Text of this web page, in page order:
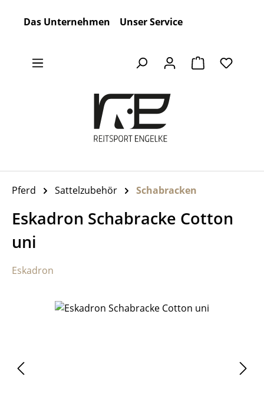
Das Unternehmen Unser Service
Warenkorb
Pferd Sattelzubehör Schabracken
Eskadron Schabracke Cotton
uni
Eskadron
Bildergalerie überspringen